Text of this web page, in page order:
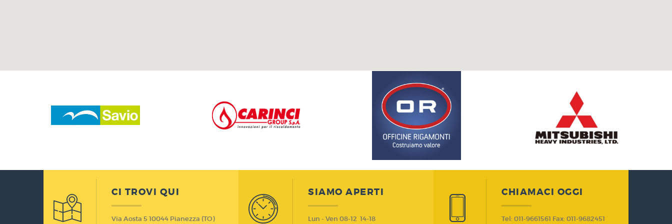
CI TROVI QUI
Via Aosta 5 10044 Pianezza (TO)
SIAMO APERTI
Lun - Ven 08-12 14-18
CHIAMACI OGGI
Tel: 011-9661561 Fax: 011-9682451